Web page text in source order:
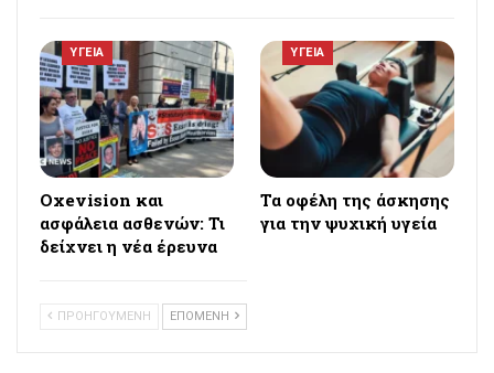
ΥΓΕΙΑ
Oxevision και
ασφάλεια ασθενών: Τι
δείχνει η νέα έρευνα
ΥΓΕΙΑ
Τα οφέλη της άσκησης
για την ψυχική υγεία
ΠΡΟΗΓΟΥΜΕΝΗ ΕΠΟΜΕΝΗ